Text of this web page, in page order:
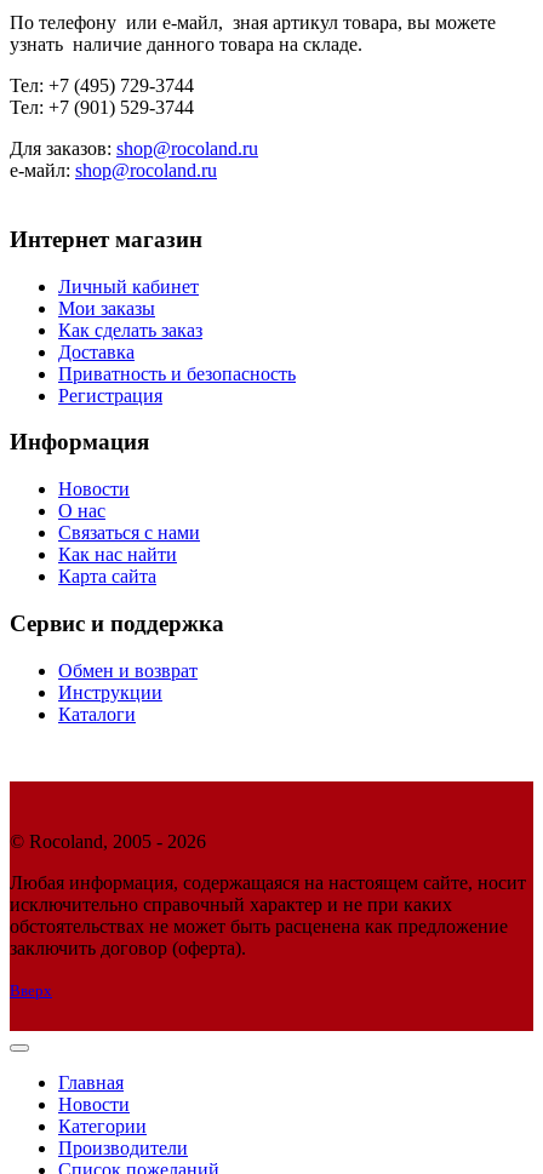
По телефону или е-майл, зная артикул товара, вы можете
узнать наличие данного товара на складе.
Тел: +7 (495) 729-3744
Тел: +7 (901) 529-3744
Для заказов: shop@rocoland.ru
е-майл: shop@rocoland.ru
Интернет магазин
Личный кабинет
Мои заказы
Как сделать заказ
Доставка
Приватность и безопасность
Регистрация
Информация
Новости
О нас
Связаться с нами
Как нас найти
Карта сайта
Сервис и поддержка
Обмен и возврат
Инструкции
Каталоги
© Rocoland, 2005 - 2026
Любая информация, содержащаяся на настоящем сайте, носит
исключительно справочный характер и не при каких
обстоятельствах не может быть расценена как предложение
заключить договор (оферта).
Вверх
Главная
Новости
Категории
Производители
Список пожеланий